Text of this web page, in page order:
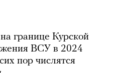
границе Курской
ВСУ в 2024
пор числятся